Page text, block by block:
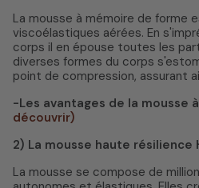
La mousse à mémoire de forme
viscoélastiques aérées. En
corps il en épouse toutes les
diverses formes du corps
point de compression, assurant
-Les avantages de la mousse
découvrir)
2) La mousse haute résilience
La mousse se compose de